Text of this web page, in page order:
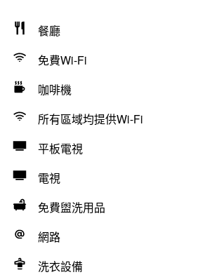
餐廳
免費Wi-Fi
咖啡機
所有區域均提供Wi-Fi
平板電視
電視
免費盥洗用品
網路
洗衣設備